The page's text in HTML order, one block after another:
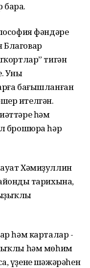
бара.
фәндәре
тигән
Уның
бағышланған
ителгән.
һәм
брошюра һәр
Хәмиҙуллин
тарихына,
һәм карталар -
һәм мөһим
үҙенең шәжәрәһен